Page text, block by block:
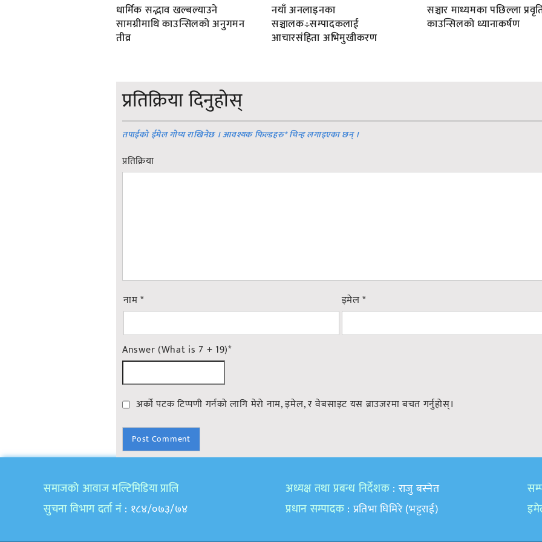
धार्मिक सद्भाव खल्बल्याउने
सामग्रीमाथि काउन्सिलको अनुगमन
तीव्र
नयाँ अनलाइनका
सञ्चालक÷सम्पादकलाई
आचारसंहिता अभिमुखीकरण
सञ्चार माध्यमका पछिल्ला
काउन्सिलको ध्यानाकर्षण
प्रतिक्रिया दिनुहोस्
तपाईको ईमेल गोप्य राखिनेछ । आवश्यक फिल्डहरु*चिन्ह लगाइएका छन् ।
प्रतिक्रिया
नाम* इमेल*
Answer (What is 7 + 19)*
अर्को पटक टिप्पणी गर्नको लागि मेरो नाम, इमेल, र वेबसाइट यस ब्राउजरमा बचत गर्नुहोस्।
समाजकाे आवाज मल्टिमिडिया प्रालि
सुचना विभाग दर्ता नं : १८४/०७३/७४
अध्यक्ष तथा प्रबन्ध निर्देशक : राजु बस्नेत
प्रधान सम्पादक : प्रतिभा घिमिरे (भट्टराई)